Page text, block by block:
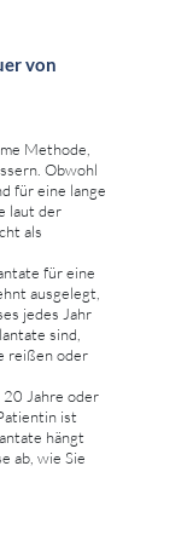
von
Methode,
Obwohl
für eine lange
laut der
als
für eine
ausgelegt,
jedes Jahr
sind,
reißen oder
20 Jahre oder
ist
hängt
ab, wie Sie